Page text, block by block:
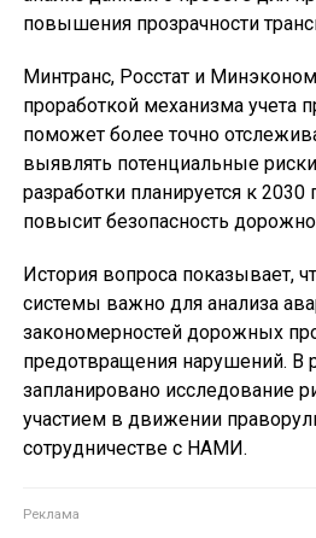
повышения прозрачности
Минтранс, Росстат и
проработкой механизма учета
поможет более точно
выявлять потенциальные
разработки планируется к 2030
повысит безопасность
История вопроса показывает,
системы важно для анализа
закономерностей дорожных
предотвращения нарушений. В
запланировано исследование
участием в движении
сотрудничестве с НАМИ.